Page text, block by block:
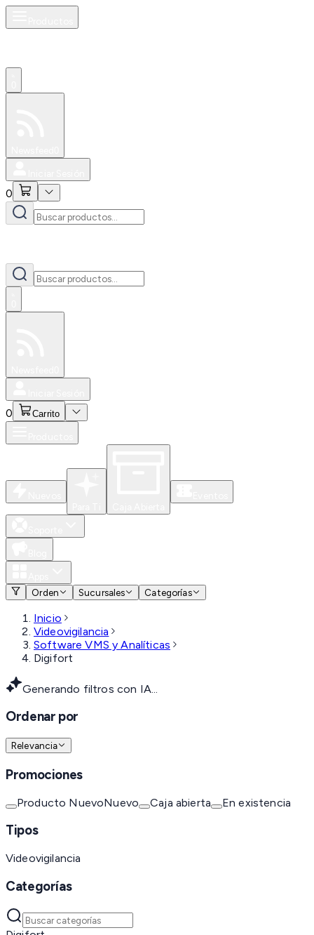
0
0 Carrito
Orden
Sucursales Categorías
Inicio
Videovigilancia
Software VMS y Analíticas
Digifort
Generando filtros con IA...
Ordenar por
Relevancia
Promociones
Producto NuevoNuevo Caja abierta En existencia
Tipos
Videovigilancia
Categorías